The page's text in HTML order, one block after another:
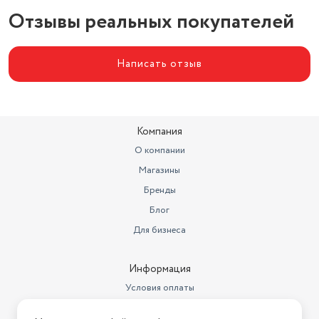
Отзывы реальных покупателей
Написать отзыв
Компания
О компании
Магазины
Бренды
Блог
Для бизнеса
Информация
Условия оплаты